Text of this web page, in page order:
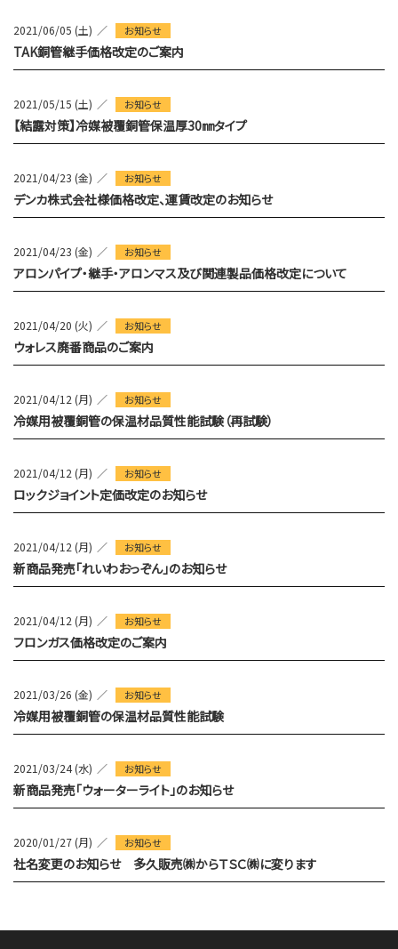
2021/06/05 (土) お知らせ
TAK銅管継手価格改定のご案内
2021/05/15 (土) お知らせ
【結露対策】冷媒被覆銅管保温厚30㎜タイプ
2021/04/23 (金) お知らせ
デンカ株式会社様価格改定、運賃改定のお知らせ
2021/04/23 (金) お知らせ
アロンパイプ・継手・アロンマス及び関連製品価格改定について
2021/04/20 (火) お知らせ
ウォレス廃番商品のご案内
2021/04/12 (月) お知らせ
冷媒用被覆銅管の保温材品質性能試験（再試験）
2021/04/12 (月) お知らせ
ロックジョイント定価改定のお知らせ
2021/04/12 (月) お知らせ
新商品発売「れいわおっぞん」のお知らせ
2021/04/12 (月) お知らせ
フロンガス価格改定のご案内
2021/03/26 (金) お知らせ
冷媒用被覆銅管の保温材品質性能試験
2021/03/24 (水) お知らせ
新商品発売「ウォーターライト」のお知らせ
2020/01/27 (月) お知らせ
社名変更のお知らせ 多久販売㈱からＴＳＣ㈱に変ります